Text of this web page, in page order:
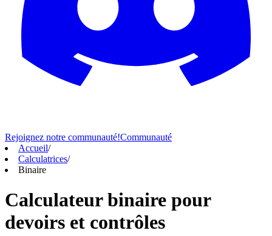
Rejoignez notre communauté!Communauté
Accueil/
Calculatrices/
Binaire
Calculateur binaire pour
devoirs et contrôles